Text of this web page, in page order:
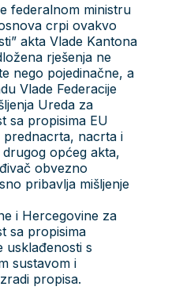
federalnom ministru
crpi ovakvo
akta Vlade Kantona
rješenja ne
nego pojedinačne, a
Vlade Federacije
Ureda za
sa propisima EU
nacrta i
općeg akta,
obvezno
pribavlja mišljenje
i Hercegovine za
sa propisima
usklađenosti s
sustavom i
propisa.